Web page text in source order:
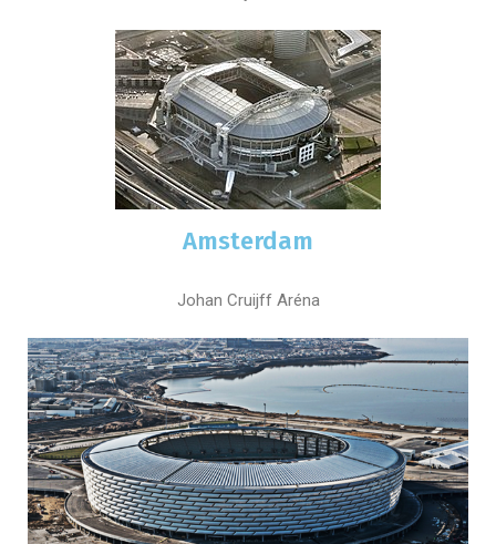
Amsterdam
Johan Cruijff Aréna